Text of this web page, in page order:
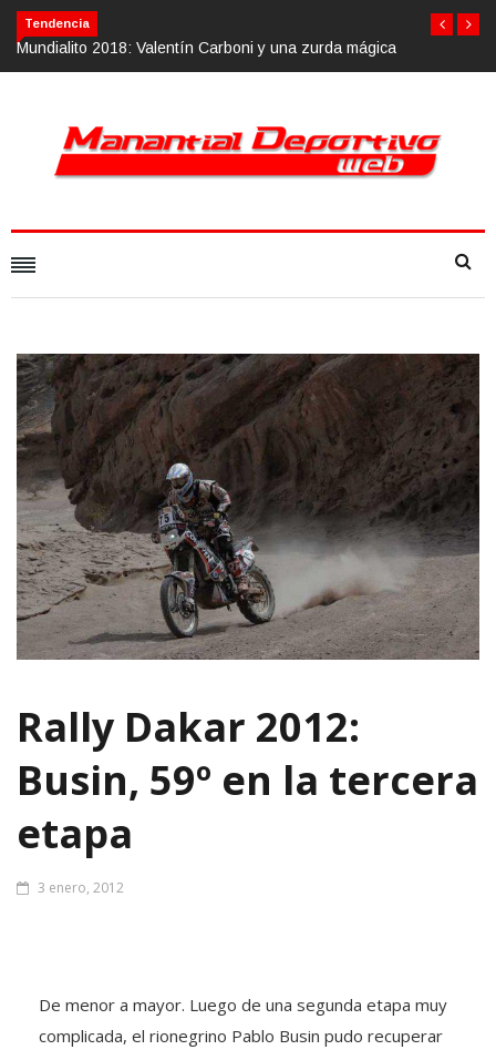
Tendencia
Valentín Carboni y una zurda mágicaCalvario Race 2018, 10 de
Rally Dakar 2012:
Busin, 59º en la tercera
etapa
3 enero, 2012
De menor a mayor. Luego de una segunda etapa muy
complicada, el rionegrino Pablo Busin pudo recuperar